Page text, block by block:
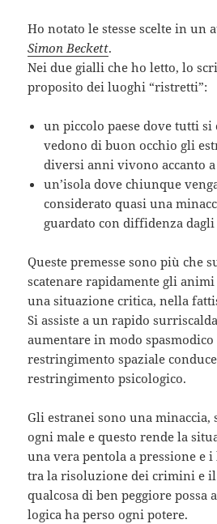
Ho notato le stesse scelte in un
Simon Beckett.
Nei due gialli che ho letto, lo
proposito dei luoghi “ristretti”:
un piccolo paese dove tutti si
vedono di buon occhio gli
diversi anni vivono accanto
un’isola dove chiunque
considerato quasi una
guardato con diffidenza
Queste premesse sono più che
scatenare rapidamente gli
una situazione critica, nella
Si assiste a un rapido
aumentare in modo
restringimento spaziale
restringimento psicologico.
Gli estranei sono una minaccia,
ogni male e questo rende la
una vera pentola a pressione e
tra la risoluzione dei crimini e
qualcosa di ben peggiore possa
logica ha perso ogni potere.